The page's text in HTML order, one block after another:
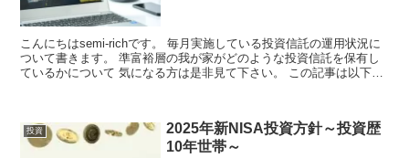
こんにちはsemi-richです。 毎月実施している投資信託の運用状況に
ついて書きます。 準富裕層の我が家がどのような投資信託を保有し
ているかについて 気になる方は是非見て下さい。 この記事は以下の
投資
2025年新NISA投資方針～投資歴
10年世帯～